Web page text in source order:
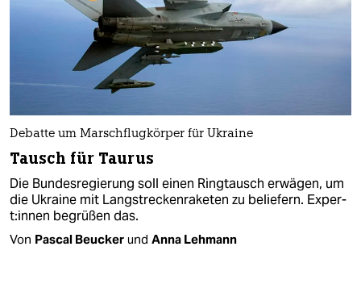
Debatte um Marschflugkörper für Ukraine
Tausch für Taurus
Die Bundesregierung soll einen Ringtausch erwägen, um
die Ukraine mit Langstreckenraketen zu beliefern. Ex­per­
t:in­nen begrüßen das.
Von Pascal Beucker und Anna Lehmann